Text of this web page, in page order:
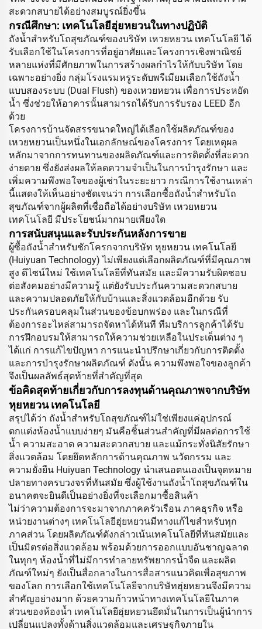
สะดวกสบายได้อย่างสมบูรณ์ยิ่งขึ้น
กรณีศึกษา: เทคโนโลยีฮุ่ยหยวนในทางปฏิบัติ
ถังน้ำสำหรับโถสุขภัณฑ์ของบริษัท เหวยหยวน เทคโนโลยี ได้
รับเลือกใช้ในโครงการที่อยู่อาศัยและโครงการเชิงพาณิชย์
หลายแห่งที่มีศักยภาพในการสร้างผลกำไรให้กับบริษัท โดย
เฉพาะอย่างยิ่ง กลุ่มโรงแรมหรูระดับพรีเมียมเลือกใช้ถังน้ำ
แบบสองระบบ (Dual Flush) ของเหวยหยวน เพื่อการประหยัด
น้ำ ซึ่งช่วยให้อาคารนั้นสามารถได้รับการรับรอง LEED อีก
ด้วย
โครงการบ้านจัดสรรขนาดใหญ่ได้เลือกใช้ผลิตภัณฑ์ของ
เหวยหยวนเป็นหนึ่งในเอกลักษณ์ของโครงการ โดยเหตุผล
หลักมาจากการทนทานของผลิตภัณฑ์และการติดตั้งที่สะดวก
ง่ายดาย ซึ่งยังส่งผลให้ลดความจำเป็นในการบำรุงรักษา และ
เพิ่มความพึงพอใจของผู้เช่าในระยะยาว กรณีการใช้งานเหล่า
นี้แสดงให้เห็นอย่างชัดเจนว่า การเลือกซื้อถังน้ำสำหรับโถ
สุขภัณฑ์จากผู้ผลิตที่เชื่อถือได้อย่างบริษัท เหวยหยวน
เทคโนโลยี มีประโยชน์มากมายเพียงใด
การสนับสนุนและรับประกันหลังการขาย
ผู้ซื้อถังน้ำสำหรับชักโครกจากบริษัท หุยหยวน เทคโนโลยี
(Huiyuan Technology) ไม่เพียงแต่เลือกผลิตภัณฑ์ที่มีคุณภาพ
สูง ดีไซน์ใหม่ ใช้เทคโนโลยีที่ทันสมัย และมีความรับผิดชอบ
ต่อสังคมอย่างมีความรู้ แต่ยังรับประกันความสะดวกสบาย
และความปลอดภัยให้กับบ้านและสิ่งแวดล้อมอีกด้วย รับ
ประกันครอบคลุมในส่วนของข้อบกพร่อง และในกรณีที่
ต้องการอะไหล่สามารถจัดหาได้ทันที ทีมบริการลูกค้าได้รับ
การฝึกอบรมให้สามารถให้ความช่วยเหลือในประเด็นต่าง ๆ
ได้แก่ การแก้ไขปัญหา การแนะนำปรึกษาเกี่ยวกับการติดตั้ง
และการบำรุงรักษาผลิตภัณฑ์ ดังนั้น ความพึงพอใจของลูกค้า
จึงเป็นผลลัพธ์สุดท้ายที่สำคัญที่สุด
ข้อคิดสุดท้ายเกี่ยวกับการลงทุนด้านคุณภาพจากบริษัท
หุยหยวน เทคโนโลยี
สรุปได้ว่า ถังน้ำสำหรับโถสุขภัณฑ์ไม่ใช่เพียงแค่อุปกรณ์
ตกแต่งห้องน้ำแบบง่ายๆ มันคือชิ้นส่วนสำคัญที่มีผลต่อการใช้
น้ำ ความสะอาด ความสะดวกสบาย และแม้กระทั่งนิสัยรักษา
สิ่งแวดล้อม โดยยึดหลักการด้านคุณภาพ นวัตกรรม และ
ความยั่งยืน Huiyuan Technology นำเสนอตนเองเป็นจุดหมาย
ปลายทางครบวงจรที่ทันสมัย ซึ่งผู้ใช้งานถังน้ำโถสุขภัณฑ์ใน
อนาคตจะยินดีเป็นอย่างยิ่งที่จะเลือกมาซื้อสินค้า
ไม่ว่าความต้องการจะมาจากภาคครัวเรือน ภาคธุรกิจ หรือ
หน่วยงานต่างๆ เทคโนโลยีฮุ่ยหยวนมีทางแก้ไขสำหรับทุก
ภาคส่วน โดยผลิตภัณฑ์ดังกล่าวเน้นเทคโนโลยีที่ทันสมัยและ
เป็นมิตรต่อสิ่งแวดล้อม พร้อมด้วยการออกแบบอันชาญฉลาด
ในทุกๆ ห้องน้ำที่ไม่มีการทำลายทรัพยากรน้ำจืด และผลิต
ภัณฑ์ใหม่ๆ ยังเป็นสื่อกลางในการสื่อสารแนวคิดเพื่อสุขภาพ
ของโลก การเลือกใช้เทคโนโลยีจากบริษัทฮุ่ยหยวนจึงมีความ
สำคัญอย่างมาก ด้วยความก้าวหน้าทางเทคโนโลยีในภาค
ส่วนของห้องน้ำ เทคโนโลยีฮุ่ยหยวนยึดมั่นในการเป็นผู้นำการ
เปลี่ยนแปลงทั้งด้านสิ่งแวดล้อมและเศรษฐกิจภายใน